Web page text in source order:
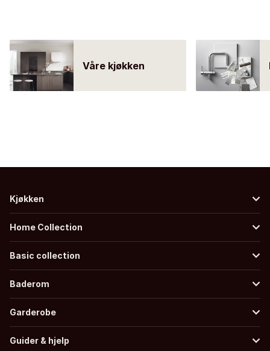
Våre kjøkken
Kjøkken
Home Collection
Basic collection
Baderom
Garderobe
Guider & hjelp